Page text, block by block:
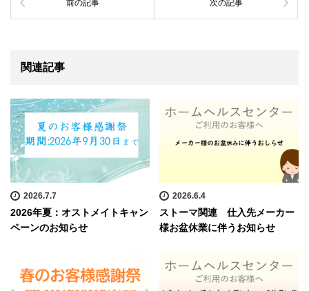
前の記事 次の記事
関連記事
2026.7.7
2026年夏：オストメイトキャン
ペーンのお知らせ
2026.6.4
ストーマ関連 仕入先メーカー
様お盆休業に伴うお知らせ